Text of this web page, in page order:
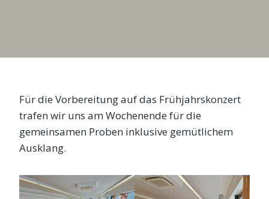
Für die Vorbereitung auf das Frühjahrskonzert
trafen wir uns am Wochenende für die
gemeinsamen Proben inklusive gemütlichem
Ausklang.